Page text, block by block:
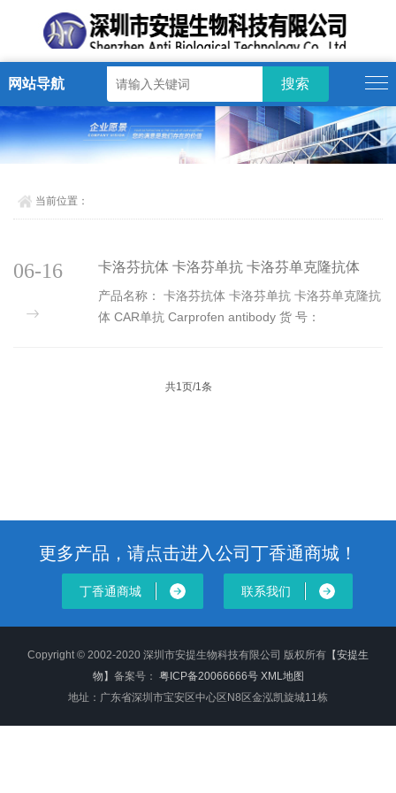
网站导航
当前位置：
卡洛芬抗体 卡洛芬单抗 卡洛芬单克隆抗体
CAR单抗 Carprofen antibody
产品名称： 卡洛芬抗体 卡洛芬单抗 卡洛芬单克隆抗
体 CAR单抗 Carprofen antibody 货 号：
06-16
共1页/1条
更多产品，请点击进入公司丁香通商城！
丁香通商城 联系我们
Copyright © 2002-2020 深圳市安提生物科技有限公司 版权所有 【安提生
物】 备案号： 粤ICP备20066666号 XML地图
地址：广东省深圳市宝安区中心区N8区金泓凯旋城11栋